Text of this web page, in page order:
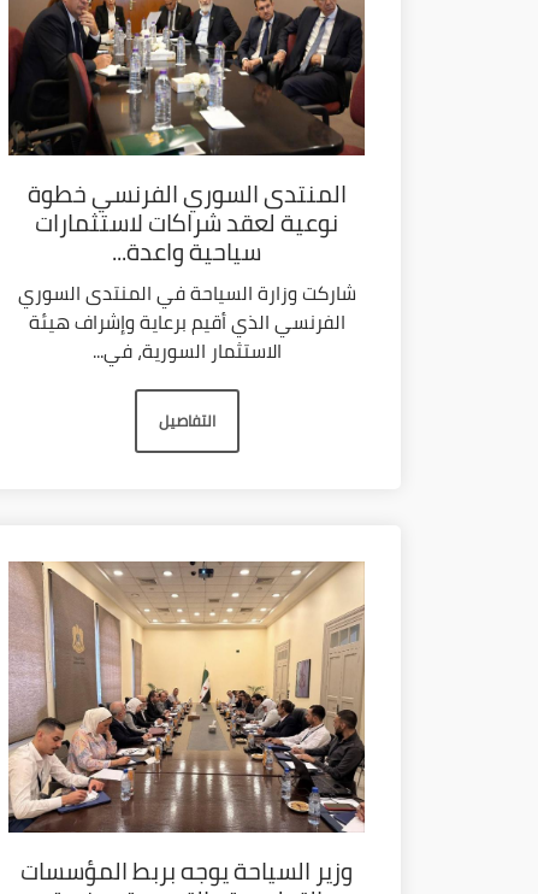
المنتدى السوري الفرنسي خطوة
نوعية لعقد شراكات لاستثمارات
سياحية واعدة...
شاركت وزارة السياحة في المنتدى السوري
الفرنسي الذي أقيم برعاية وإشراف هيئة
الاستثمار السورية، في...
التفاصيل
وزير السياحة يوجه بربط المؤسسات